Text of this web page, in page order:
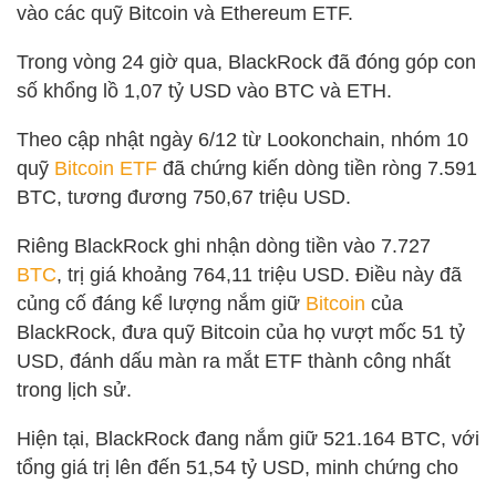
vào các quỹ Bitcoin và Ethereum ETF.
Trong vòng 24 giờ qua, BlackRock đã đóng góp con
số khổng lồ 1,07 tỷ USD vào BTC và ETH.
Theo cập nhật ngày 6/12 từ Lookonchain, nhóm 10
quỹ Bitcoin ETF đã chứng kiến dòng tiền ròng 7.591
BTC, tương đương 750,67 triệu USD.
Riêng BlackRock ghi nhận dòng tiền vào 7.727
BTC, trị giá khoảng 764,11 triệu USD. Điều này đã
củng cố đáng kể lượng nắm giữ Bitcoin của
BlackRock, đưa quỹ Bitcoin của họ vượt mốc 51 tỷ
USD, đánh dấu màn ra mắt ETF thành công nhất
trong lịch sử.
Hiện tại, BlackRock đang nắm giữ 521.164 BTC, với
tổng giá trị lên đến 51,54 tỷ USD, minh chứng cho